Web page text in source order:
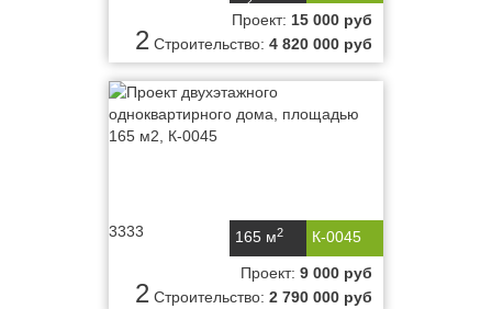
м
2
Проект: 15 000 руб
Строительство: 4 820 000 руб
3333 К-0045
165 м2
2
Проект: 9 000 руб
Строительство: 2 790 000 руб